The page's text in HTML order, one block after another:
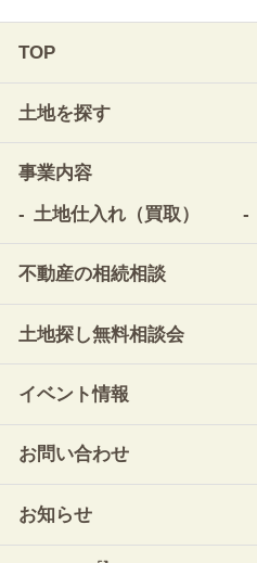
TOP
土地を探す
事業内容
土地仕入れ（買取）
不動産の相続相談
土地探し無料相談会
イベント情報
お問い合わせ
お知らせ